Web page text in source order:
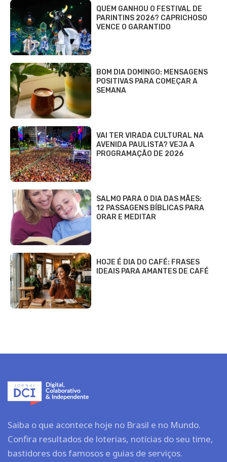
QUEM GANHOU O FESTIVAL DE
PARINTINS 2026? CAPRICHOSO
VENCE O GARANTIDO
BOM DIA DOMINGO: MENSAGENS
POSITIVAS PARA COMEÇAR A
SEMANA
VAI TER VIRADA CULTURAL NA
AVENIDA PAULISTA? VEJA A
PROGRAMAÇÃO DE 2026
SALMO PARA O DIA DAS MÃES:
12 PASSAGENS BÍBLICAS PARA
ORAR E MEDITAR
HOJE É DIA DO CAFÉ: FRASES
IDEAIS PARA AMANTES DE CAFÉ
Saiba o que acontece hoje no Brasil e no Mundo.
Confira resultados de loterias, notícias do seu time,
bastidores dos famosos e guias de serviços.